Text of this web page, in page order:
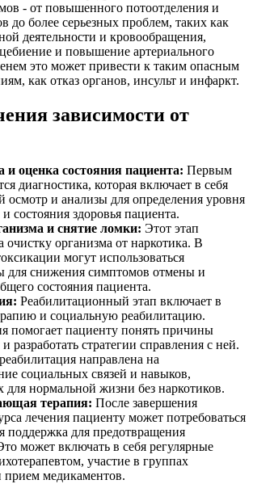
- от повышенного потоотделения и
до более серьезных проблем, таких как
деятельности и кровообращения,
и повышение артериального
это может привести к таким опасным
как отказ органов, инсульт и инфаркт.
зависимости от
и оценка состояния пациента: Первым
диагностика, которая включает в себя
осмотр и анализы для определения уровня
состояния здоровья пациента.
и снятие ломки: Этот этап
очистку организма от наркотика. В
могут использоваться
для снижения симптомов отмены и
состояния пациента.
Реабилитационный этап включает в
и социальную реабилитацию.
помогает пациенту понять причины
разработать стратегии справления с ней.
направлена на
социальных связей и навыков,
для нормальной жизни без наркотиков.
терапия: После завершения
лечения пациенту может потребоваться
поддержка для предотвращения
может включать в себя регулярные
участие в группах
медикаментов.